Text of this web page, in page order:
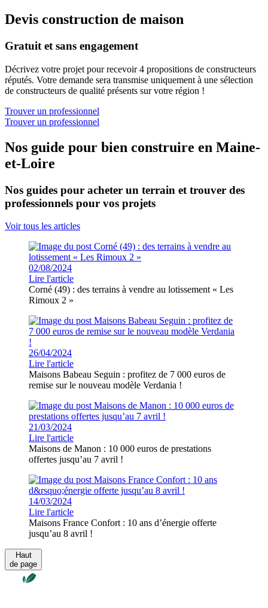
Devis construction de maison
Gratuit et sans engagement
Décrivez votre projet pour recevoir 4 propositions de constructeurs
réputés. Votre demande sera transmise uniquement à une sélection
de constructeurs de qualité présents sur votre région !
Trouver un professionnel
Trouver un professionnel
Nos guide pour bien construire en Maine-
et-Loire
Nos guides pour acheter un terrain et trouver des
professionnels pour vos projets
Voir tous les articles
02/08/2024
Lire l'article
Corné (49) : des terrains à vendre au lotissement « Les
Rimoux 2 »
26/04/2024
Lire l'article
Maisons Babeau Seguin : profitez de 7 000 euros de
remise sur le nouveau modèle Verdania !
21/03/2024
Lire l'article
Maisons de Manon : 10 000 euros de prestations
offertes jusqu’au 7 avril !
14/03/2024
Lire l'article
Maisons France Confort : 10 ans d’énergie offerte
jusqu’au 8 avril !
Haut
de page